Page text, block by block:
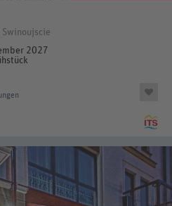
Swinoujscie
2027